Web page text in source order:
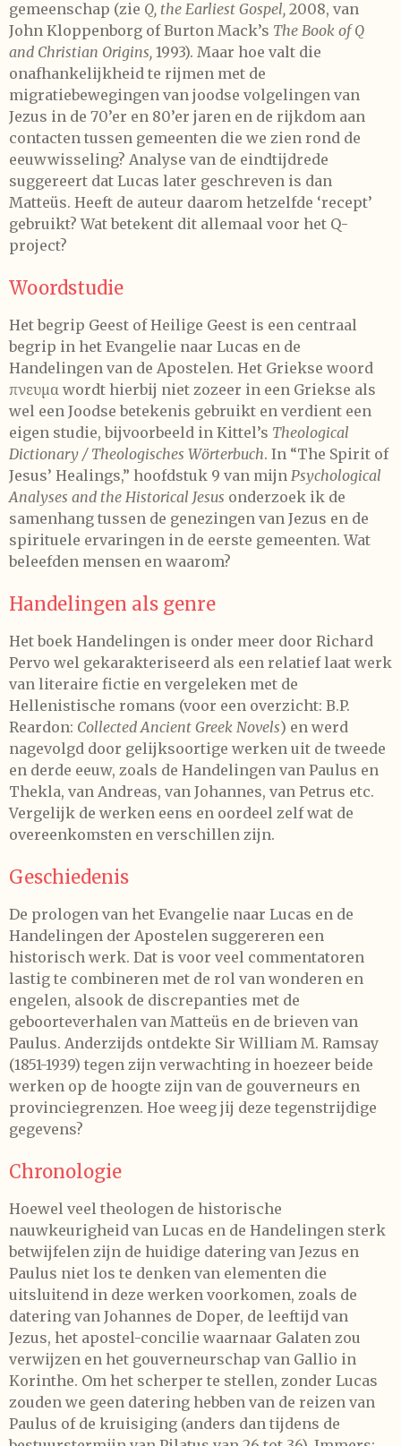
gemeenschap (zie Q, the Earliest Gospel, 2008, van
John Kloppenborg of Burton Mack’s The Book of Q
and Christian Origins, 1993). Maar hoe valt die
onafhankelijkheid te rijmen met de
migratiebewegingen van joodse volgelingen van
Jezus in de 70’er en 80’er jaren en de rijkdom aan
contacten tussen gemeenten die we zien rond de
eeuwwisseling? Analyse van de eindtijdrede
suggereert dat Lucas later geschreven is dan
Matteüs. Heeft de auteur daarom hetzelfde ‘recept’
gebruikt? Wat betekent dit allemaal voor het Q-
project?
Woordstudie
Het begrip Geest of Heilige Geest is een centraal
begrip in het Evangelie naar Lucas en de
Handelingen van de Apostelen. Het Griekse woord
πνευμα wordt hierbij niet zozeer in een Griekse als
wel een Joodse betekenis gebruikt en verdient een
eigen studie, bijvoorbeeld in Kittel’s Theological
Dictionary / Theologisches Wörterbuch. In “The Spirit of
Jesus’ Healings,” hoofdstuk 9 van mijn Psychological
Analyses and the Historical Jesus onderzoek ik de
samenhang tussen de genezingen van Jezus en de
spirituele ervaringen in de eerste gemeenten. Wat
beleefden mensen en waarom?
Handelingen als genre
Het boek Handelingen is onder meer door Richard
Pervo wel gekarakteriseerd als een relatief laat werk
van literaire fictie en vergeleken met de
Hellenistische romans (voor een overzicht: B.P.
Reardon: Collected Ancient Greek Novels) en werd
nagevolgd door gelijksoortige werken uit de tweede
en derde eeuw, zoals de Handelingen van Paulus en
Thekla, van Andreas, van Johannes, van Petrus etc.
Vergelijk de werken eens en oordeel zelf wat de
overeenkomsten en verschillen zijn.
Geschiedenis
De prologen van het Evangelie naar Lucas en de
Handelingen der Apostelen suggereren een
historisch werk. Dat is voor veel commentatoren
lastig te combineren met de rol van wonderen en
engelen, alsook de discrepanties met de
geboorteverhalen van Matteüs en de brieven van
Paulus. Anderzijds ontdekte Sir William M. Ramsay
(1851-1939) tegen zijn verwachting in hoezeer beide
werken op de hoogte zijn van de gouverneurs en
provinciegrenzen. Hoe weeg jij deze tegenstrijdige
gegevens?
Chronologie
Hoewel veel theologen de historische
nauwkeurigheid van Lucas en de Handelingen sterk
betwijfelen zijn de huidige datering van Jezus en
Paulus niet los te denken van elementen die
uitsluitend in deze werken voorkomen, zoals de
datering van Johannes de Doper, de leeftijd van
Jezus, het apostel-concilie waarnaar Galaten zou
verwijzen en het gouverneurschap van Gallio in
Korinthe. Om het scherper te stellen, zonder Lucas
zouden we geen datering hebben van de reizen van
Paulus of de kruisiging (anders dan tijdens de